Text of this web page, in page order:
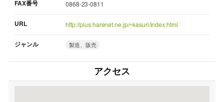
FAX番号 0868-23-0811
URL http://plus.harenet.ne.jp/~kasuri/index.html
ジャンル 製造、販売
アクセス